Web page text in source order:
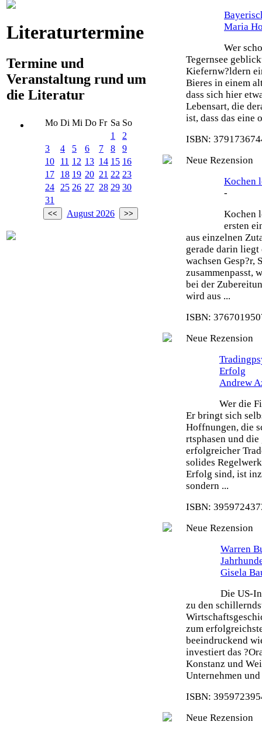
Literaturtermine
Termine und
Veranstaltung rund um
die Literatur
Mo Di Mi Do Fr Sa So
1
2
3
4 5 6 7 8
9
10
11 12 13 14 15 16
17
18 19 20 21 22 23
24
25 26 27 28 29 30
31
August 2026
Maria
Wer
Tegernsee
Kiefernw?ldern
Bieres in einem
dass sich hier
Lebensart, die
ist, dass das eine
ISBN:
Neue Rezension
Kochen
-
Kochen
ersten
aus einzelnen
gerade darin
wachsen Gesp?r,
zusammenpasst,
bei der
wird aus ...
ISBN:
Neue Rezension
Erfolg
Andrew
Wer die
Er bringt sich
Hoffnungen, die
rtsphasen und
erfolgreicher
solides
Erfolg sind, ist
sondern ...
ISBN:
Neue Rezension
Warren
Gisela
Die US-
zu den
zum
beeindruckend
investiert das
Konstanz und
Unternehmen
ISBN:
Neue Rezension